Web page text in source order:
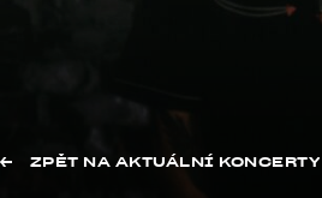
ZPĚT NA AKTUÁLNÍ KONCERTY